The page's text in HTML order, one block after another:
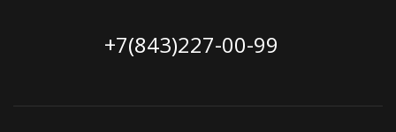
+7(843)227-00-99